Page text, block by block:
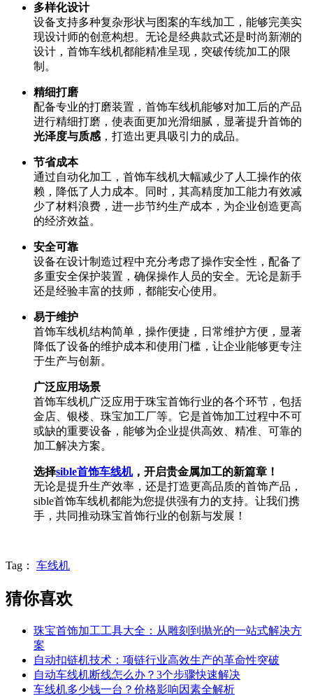
多样化设计
设备支持多种复杂形状与图案的车线加工，能够完美实
现设计师的创意构想。无论是经典款式还是时尚新潮的
设计，首饰车线机都能精准呈现，突破传统加工的限
制。
精细打磨
配备专业的打磨装置，首饰车线机能够对加工后的产品
进行精细打磨，使表面更加光滑细腻，显著提升首饰的
光泽度与质感 ，打造出更具吸引力的成品。
节省成本
通过自动化加工，首饰车线机大幅减少了人工操作的依
赖，降低了人力成本。同时，其高精度加工能力有效减
少了材料浪费，进一步节约生产成本，为企业创造更高
的经济效益。
安全可靠
设备在设计制造过程中充分考虑了操作安全性，配备了
多重安全保护装置，确保操作人员的安全。无论是新手
还是经验丰富的技师，都能安心使用。
易于维护
首饰车线机结构简单，操作便捷，日常维护方便，显著
降低了设备的维护成本和使用门槛，让企业能够更专注
于生产与创新。
广泛应用场景
首饰车线机广泛应用于珠宝首饰行业的各个环节，包括
金店、银楼、珠宝加工厂等。它是首饰加工过程中不可
或缺的重要设备，能够为企业提供高效、精准、可靠的
加工解决方案。
选择sible首饰车线机，开启贵金属加工的新篇章！
无论是提升生产效率，还是打造更高品质的首饰产品，
sible首饰车线机都能为您提供强有力的支持。让我们携
手，共同推动珠宝首饰行业的创新与发展！
Tag： 车线机
猜你喜欢
珠宝首饰加工工具大全：从雕刻到抛光的一站式解决方
案
自动扣链机技术：项链行业高效生产的革命性突破
自动车线机断线怎么办？3个步骤快速解决
车线机多少钱一台？价格影响因素全解析